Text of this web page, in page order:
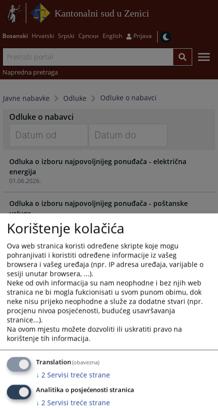
Kantonalni sud u Zenici
Bosanski Hrvatski Srpski Српски English Prijava
Napredna pretraga
Javne nabavke Odluke Odluke o nabavci
Odluke o nabavci
forward
to
interact
with
the
calendar
and
select
a
date.
Press
the
question
mark
key
to
get
the
keyboard
shortcuts
for
changing
dates.
forward
with
the
calendar
and
select
a
date.
Press
the
question
mark
key
get
the
shortcuts
for
changing
01.06.2026.
Odluka o izboru najpovoljnijeg ponuđača - električna
energija
30.01.2026.
Odluka o izboru najpovoljnijeg ponuđača - poštanske
usluge
09.06.2025.
Odluka o izboru najpovoljnijeg ponuđača - Mobilinih
arhivskih regala
19.05.2025.
Odluka o izboru najpovoljnijeg ponuđača - električna
energija
03.03.2025.
Odluka o poništenju postupka javne nabavke
Odluka o izboru najpovoljnijeg ponuđača - poštanske
usluge
Korištenje kolačića
Ova web stranica koristi određene skripte koje mogu
pohranjivati i koristiti određene informacije iz vašeg
browsera i vašeg uređaja (npr. IP adresa uređaja, varijable o
sesiji unutar browsera, ...).
Neke od ovih informacija su nam neophodne i bez njih web
stranica ne bi mogla fukcionisati u svom punom obimu, dok
neke nisu prijeko neophodne a služe za dodatne stvari (npr.
procjenu nivoa posjećenosti, budućeg usavršavanja
stranice...).
Na ovom mjestu možete dozvoliti ili uskratiti pravo na
korištenje tih informacija.
Translation(obavezna)
↓ 2 Servisi treće strane
Analitika o posjećenosti stranica
↓ 2 Servisi treće strane